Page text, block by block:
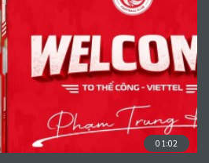
01:02